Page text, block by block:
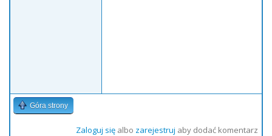
Góra strony
Zaloguj sięalbo zarejestruj aby dodać komentarz